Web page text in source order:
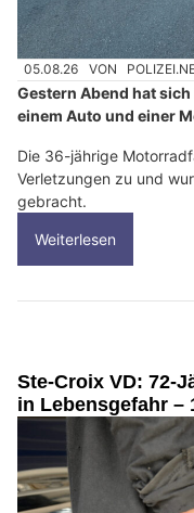
05.08.26 VON
Gestern Abend hat
einem Auto und einer
Die 36-jährige
Verletzungen zu und
gebracht.
Weiterlesen
Ste-Croix VD: 72-
in Lebensgefahr –